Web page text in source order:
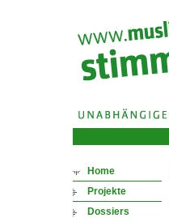
Home
Projekte
Dossiers